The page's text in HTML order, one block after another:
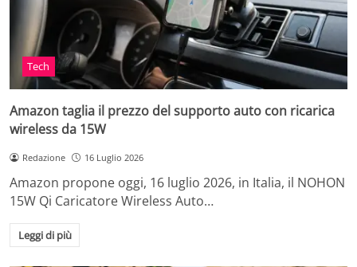
Tech
Amazon taglia il prezzo del supporto auto con ricarica
wireless da 15W
Redazione 16 Luglio 2026
Amazon propone oggi, 16 luglio 2026, in Italia, il NOHON
15W Qi Caricatore Wireless Auto…
Leggi di più